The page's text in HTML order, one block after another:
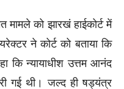
को झारखं हाईकोर्ट में
ने कोर्ट को बताया कि
कि न्यायाधीश उत्तम आनंद
गई थी। जल्द ही षड्यंत्र